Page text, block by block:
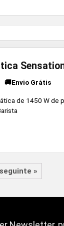
🚚Envio Grátis
de 1450 W
»